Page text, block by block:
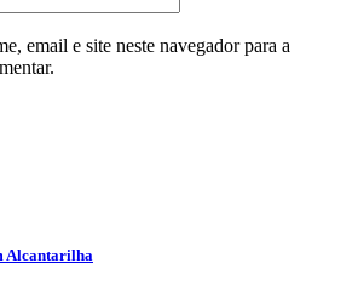
email e site neste navegador para a
Alcantarilha